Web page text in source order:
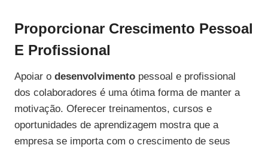
Proporcionar Crescimento Pessoal
E Profissional
Apoiar o desenvolvimento pessoal e profissional
dos colaboradores é uma ótima forma de manter a
motivação. Oferecer treinamentos, cursos e
oportunidades de aprendizagem mostra que a
empresa se importa com o crescimento de seus